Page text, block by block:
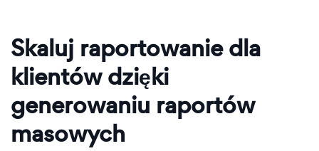
Skaluj raportowanie dla
klientów dzięki
generowaniu raportów
masowych